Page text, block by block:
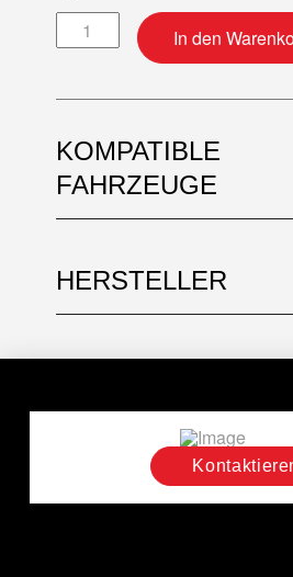
Ventil (Standard) Titan
In den
KOMPATIBLE
FAHRZEUGE
HERSTELLER